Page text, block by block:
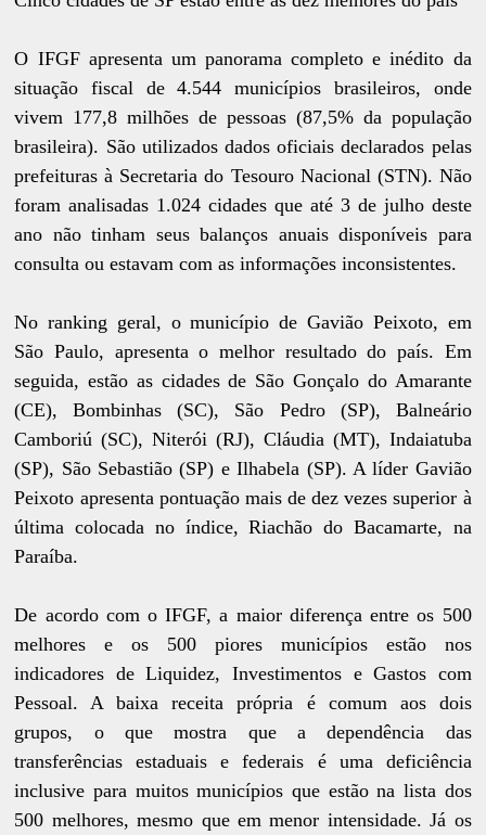
O IFGF apresenta um panorama completo e inédito da
situação fiscal de 4.544 municípios brasileiros, onde
vivem 177,8 milhões de pessoas (87,5% da população
brasileira). São utilizados dados oficiais declarados pelas
prefeituras à Secretaria do Tesouro Nacional (STN). Não
foram analisadas 1.024 cidades que até 3 de julho deste
ano não tinham seus balanços anuais disponíveis para
consulta ou estavam com as informações inconsistentes.
No ranking geral, o município de Gavião Peixoto, em
São Paulo, apresenta o melhor resultado do país. Em
seguida, estão as cidades de São Gonçalo do Amarante
(CE), Bombinhas (SC), São Pedro (SP), Balneário
Camboriú (SC), Niterói (RJ), Cláudia (MT), Indaiatuba
(SP), São Sebastião (SP) e Ilhabela (SP). A líder Gavião
Peixoto apresenta pontuação mais de dez vezes superior à
última colocada no índice, Riachão do Bacamarte, na
Paraíba.
De acordo com o IFGF, a maior diferença entre os 500
melhores e os 500 piores municípios estão nos
indicadores de Liquidez, Investimentos e Gastos com
Pessoal. A baixa receita própria é comum aos dois
grupos, o que mostra que a dependência das
transferências estaduais e federais é uma deficiência
inclusive para muitos municípios que estão na lista dos
500 melhores, mesmo que em menor intensidade. Já os